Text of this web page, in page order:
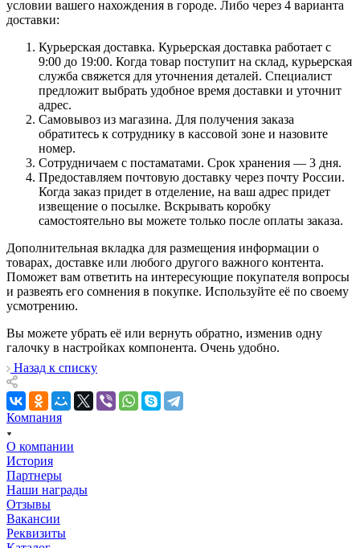
условии вашего нахождения в городе. Либо через 4 варианта
доставки:
Курьерская доставка. Курьерская доставка работает с
9:00 до 19:00. Когда товар поступит на склад, курьерская
служба свяжется для уточнения деталей. Специалист
предложит выбрать удобное время доставки и уточнит
адрес.
Самовывоз из магазина. Для получения заказа
обратитесь к сотруднику в кассовой зоне и назовите
номер.
Сотрудничаем с постаматами. Срок хранения — 3 дня.
Предоставляем почтовую доставку через почту России.
Когда заказ придет в отделение, на ваш адрес придет
извещение о посылке. Вскрывать коробку
самостоятельно вы можете только после оплаты заказа.
Дополнительная вкладка для размещения информации о
товарах, доставке или любого другого важного контента.
Поможет вам ответить на интересующие покупателя вопросы
и развеять его сомнения в покупке. Используйте её по своему
усмотрению.
Вы можете убрать её или вернуть обратно, изменив одну
галочку в настройках компонента. Очень удобно.
Назад к списку
Компания
О компании
История
Партнеры
Наши награды
Отзывы
Вакансии
Реквизиты